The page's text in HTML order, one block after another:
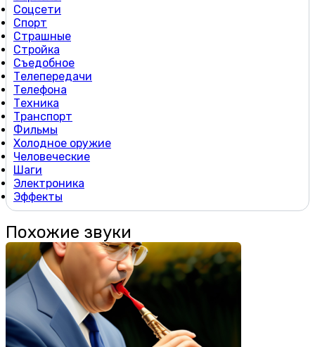
Соцсети
Спорт
Страшные
Стройка
Съедобное
Телепередачи
Телефона
Техника
Транспорт
Фильмы
Холодное оружие
Человеческие
Шаги
Электроника
Эффекты
Похожие звуки